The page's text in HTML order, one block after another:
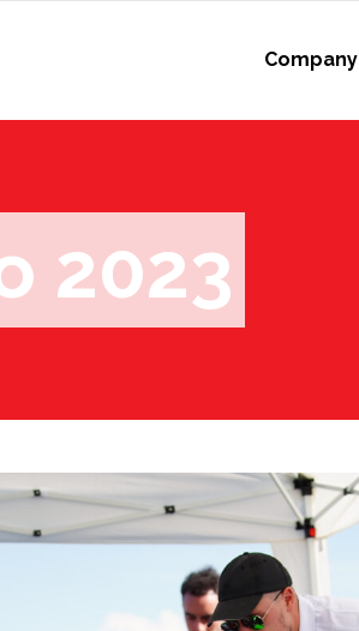
Company
2023